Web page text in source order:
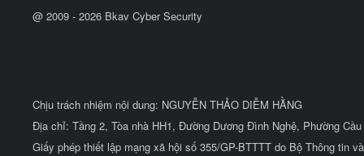
@ 2009 - 2026 Bkav Cyber Security
Chịu trách nhiệm nội dung: NGUYỄN THẢO DIỄM HẰNG
Địa chỉ: Tầng 2, Tòa nhà HH1, Đường Dương Đình Nghệ, Phường
Giấy phép thiết lập mạng xã hội số 355/GP-BTTTT do Bộ Thông tin